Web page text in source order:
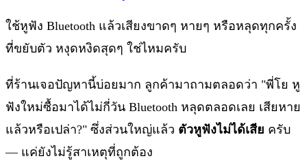
ใช้หูฟัง Bluetooth แล้วเสียงขาดๆ หายๆ หรือหลุดทุกครั้ง
ที่ขยับตัว หงุดหงิดสุดๆ ใช่ไหมครับ
ที่ร้านเจอปัญหานี้บ่อยมาก ลูกค้ามาถามตลอดว่า "พี่โย หู
ฟังใหม่ซื้อมาได้ไม่กี่วัน Bluetooth หลุดตลอดเลย เสียหาย
แล้วหรือเปล่า?" ซึ่งส่วนใหญ่แล้ว ตัวหูฟังไม่ได้เสีย ครับ
— แค่ยังไม่รู้สาเหตุที่ถูกต้อง